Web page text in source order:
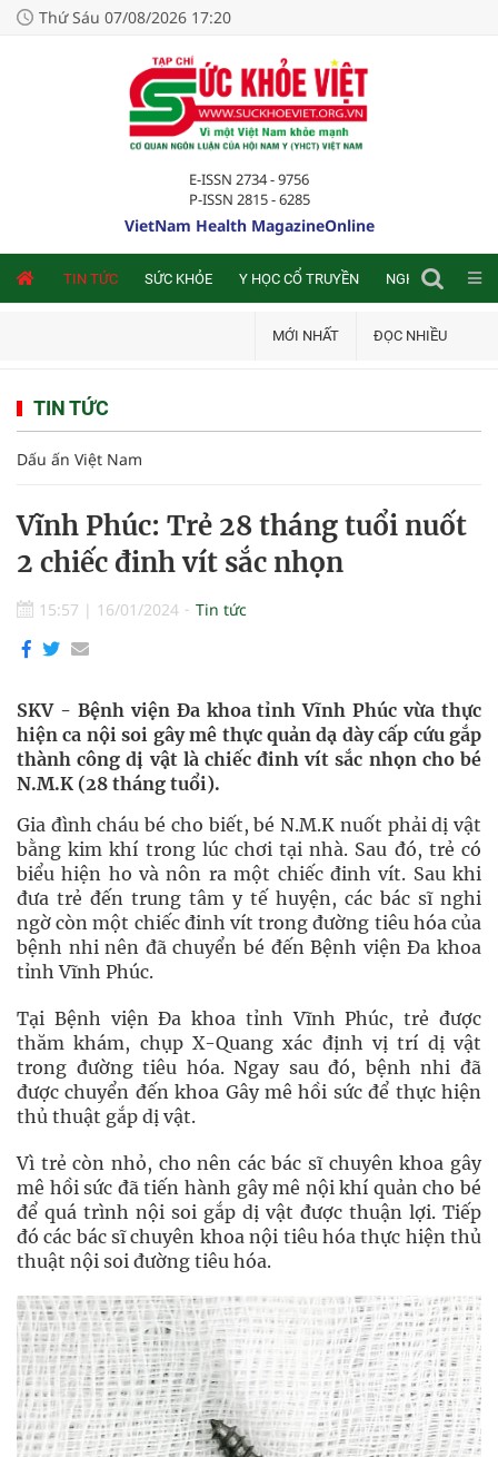
Thứ Sáu 07/08/2026 17:20
E-ISSN 2734 - 9756
P-ISSN 2815 - 6285
VietNam Health MagazineOnline
TIN TỨC SỨC KHỎE Y HỌC CỔ TRUYỀN NGHIÊN CỨU
MỚI NHẤT ĐỌC NHIỀU
TIN TỨC
Dấu ấn Việt Nam
Vĩnh Phúc: Trẻ 28 tháng tuổi nuốt
2 chiếc đinh vít sắc nhọn
15:57 | 16/01/2024 Tin tức
SKV - Bệnh viện Đa khoa tỉnh Vĩnh Phúc vừa thực
hiện ca nội soi gây mê thực quản dạ dày cấp cứu gắp
thành công dị vật là chiếc đinh vít sắc nhọn cho bé
N.M.K (28 tháng tuổi).
Gia đình cháu bé cho biết, bé N.M.K nuốt phải dị vật
bằng kim khí trong lúc chơi tại nhà. Sau đó, trẻ có
biểu hiện ho và nôn ra một chiếc đinh vít. Sau khi
đưa trẻ đến trung tâm y tế huyện, các bác sĩ nghi
ngờ còn một chiếc đinh vít trong đường tiêu hóa của
bệnh nhi nên đã chuyển bé đến Bệnh viện Đa khoa
tỉnh Vĩnh Phúc.
Tại Bệnh viện Đa khoa tỉnh Vĩnh Phúc, trẻ được
thăm khám, chụp X-Quang xác định vị trí dị vật
trong đường tiêu hóa. Ngay sau đó, bệnh nhi đã
được chuyển đến khoa Gây mê hồi sức để thực hiện
thủ thuật gắp dị vật.
Vì trẻ còn nhỏ, cho nên các bác sĩ chuyên khoa gây
mê hồi sức đã tiến hành gây mê nội khí quản cho bé
để quá trình nội soi gắp dị vật được thuận lợi. Tiếp
đó các bác sĩ chuyên khoa nội tiêu hóa thực hiện thủ
thuật nội soi đường tiêu hóa.